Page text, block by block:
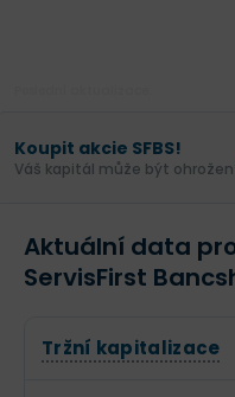
Koupit akcie SFBS!
Váš kapitál může být
Aktuální data
ServisFirst
Tržní kapitalizace